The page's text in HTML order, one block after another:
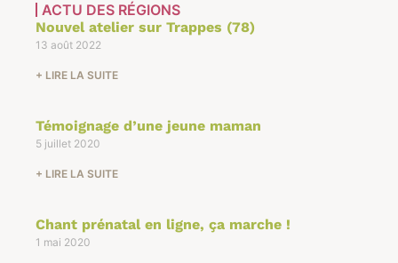
ACTU DES RÉGIONS
Nouvel atelier sur Trappes (78)
13 août 2022
+ LIRE LA SUITE
Témoignage d’une jeune maman
5 juillet 2020
+ LIRE LA SUITE
Chant prénatal en ligne, ça marche !
1 mai 2020